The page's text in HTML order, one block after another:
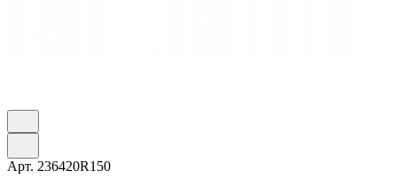
Арт. 236420R150